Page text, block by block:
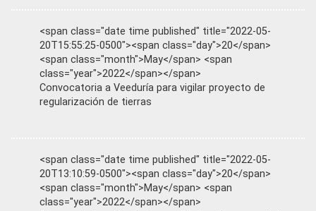
<span class="date time published" title="2022-05-
20T15:55:25-0500"><span class="day">20</span>
<span class="month">May</span> <span
class="year">2022</span></span>
Convocatoria a Veeduría para vigilar proyecto de
regularización de tierras
<span class="date time published" title="2022-05-
20T13:10:59-0500"><span class="day">20</span>
<span class="month">May</span> <span
class="year">2022</span></span>